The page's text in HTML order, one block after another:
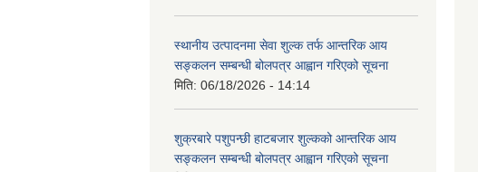
स्थानीय उत्पादनमा सेवा शुल्क तर्फ आन्तरिक आय
सङ्कलन सम्बन्धी बोलपत्र आह्वान गरिएको सूचना
मिति: 06/18/2026 - 14:14
शुक्रबारे पशुपन्छी हाटबजार शुल्कको आन्तरिक आय
सङ्कलन सम्बन्धी बोलपत्र आह्वान गरिएको सूचना